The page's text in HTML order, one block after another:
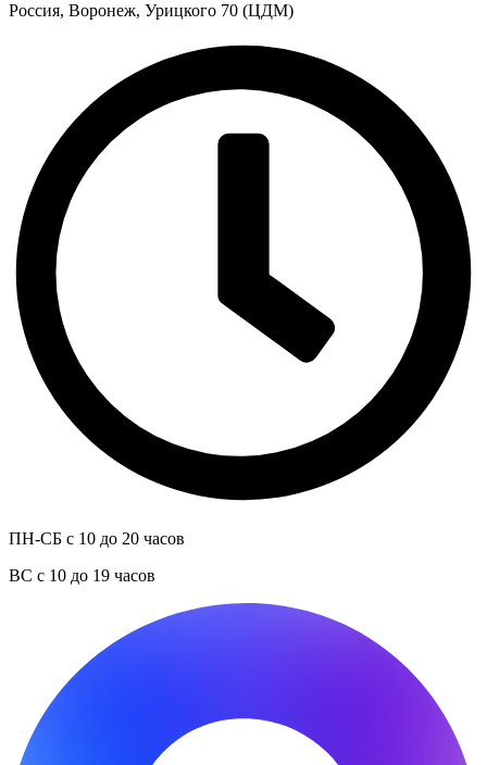
Россия, Воронеж, Урицкого 70 (ЦДМ)
ПН-СБ с 10 до 20 часов
ВС с 10 до 19 часов